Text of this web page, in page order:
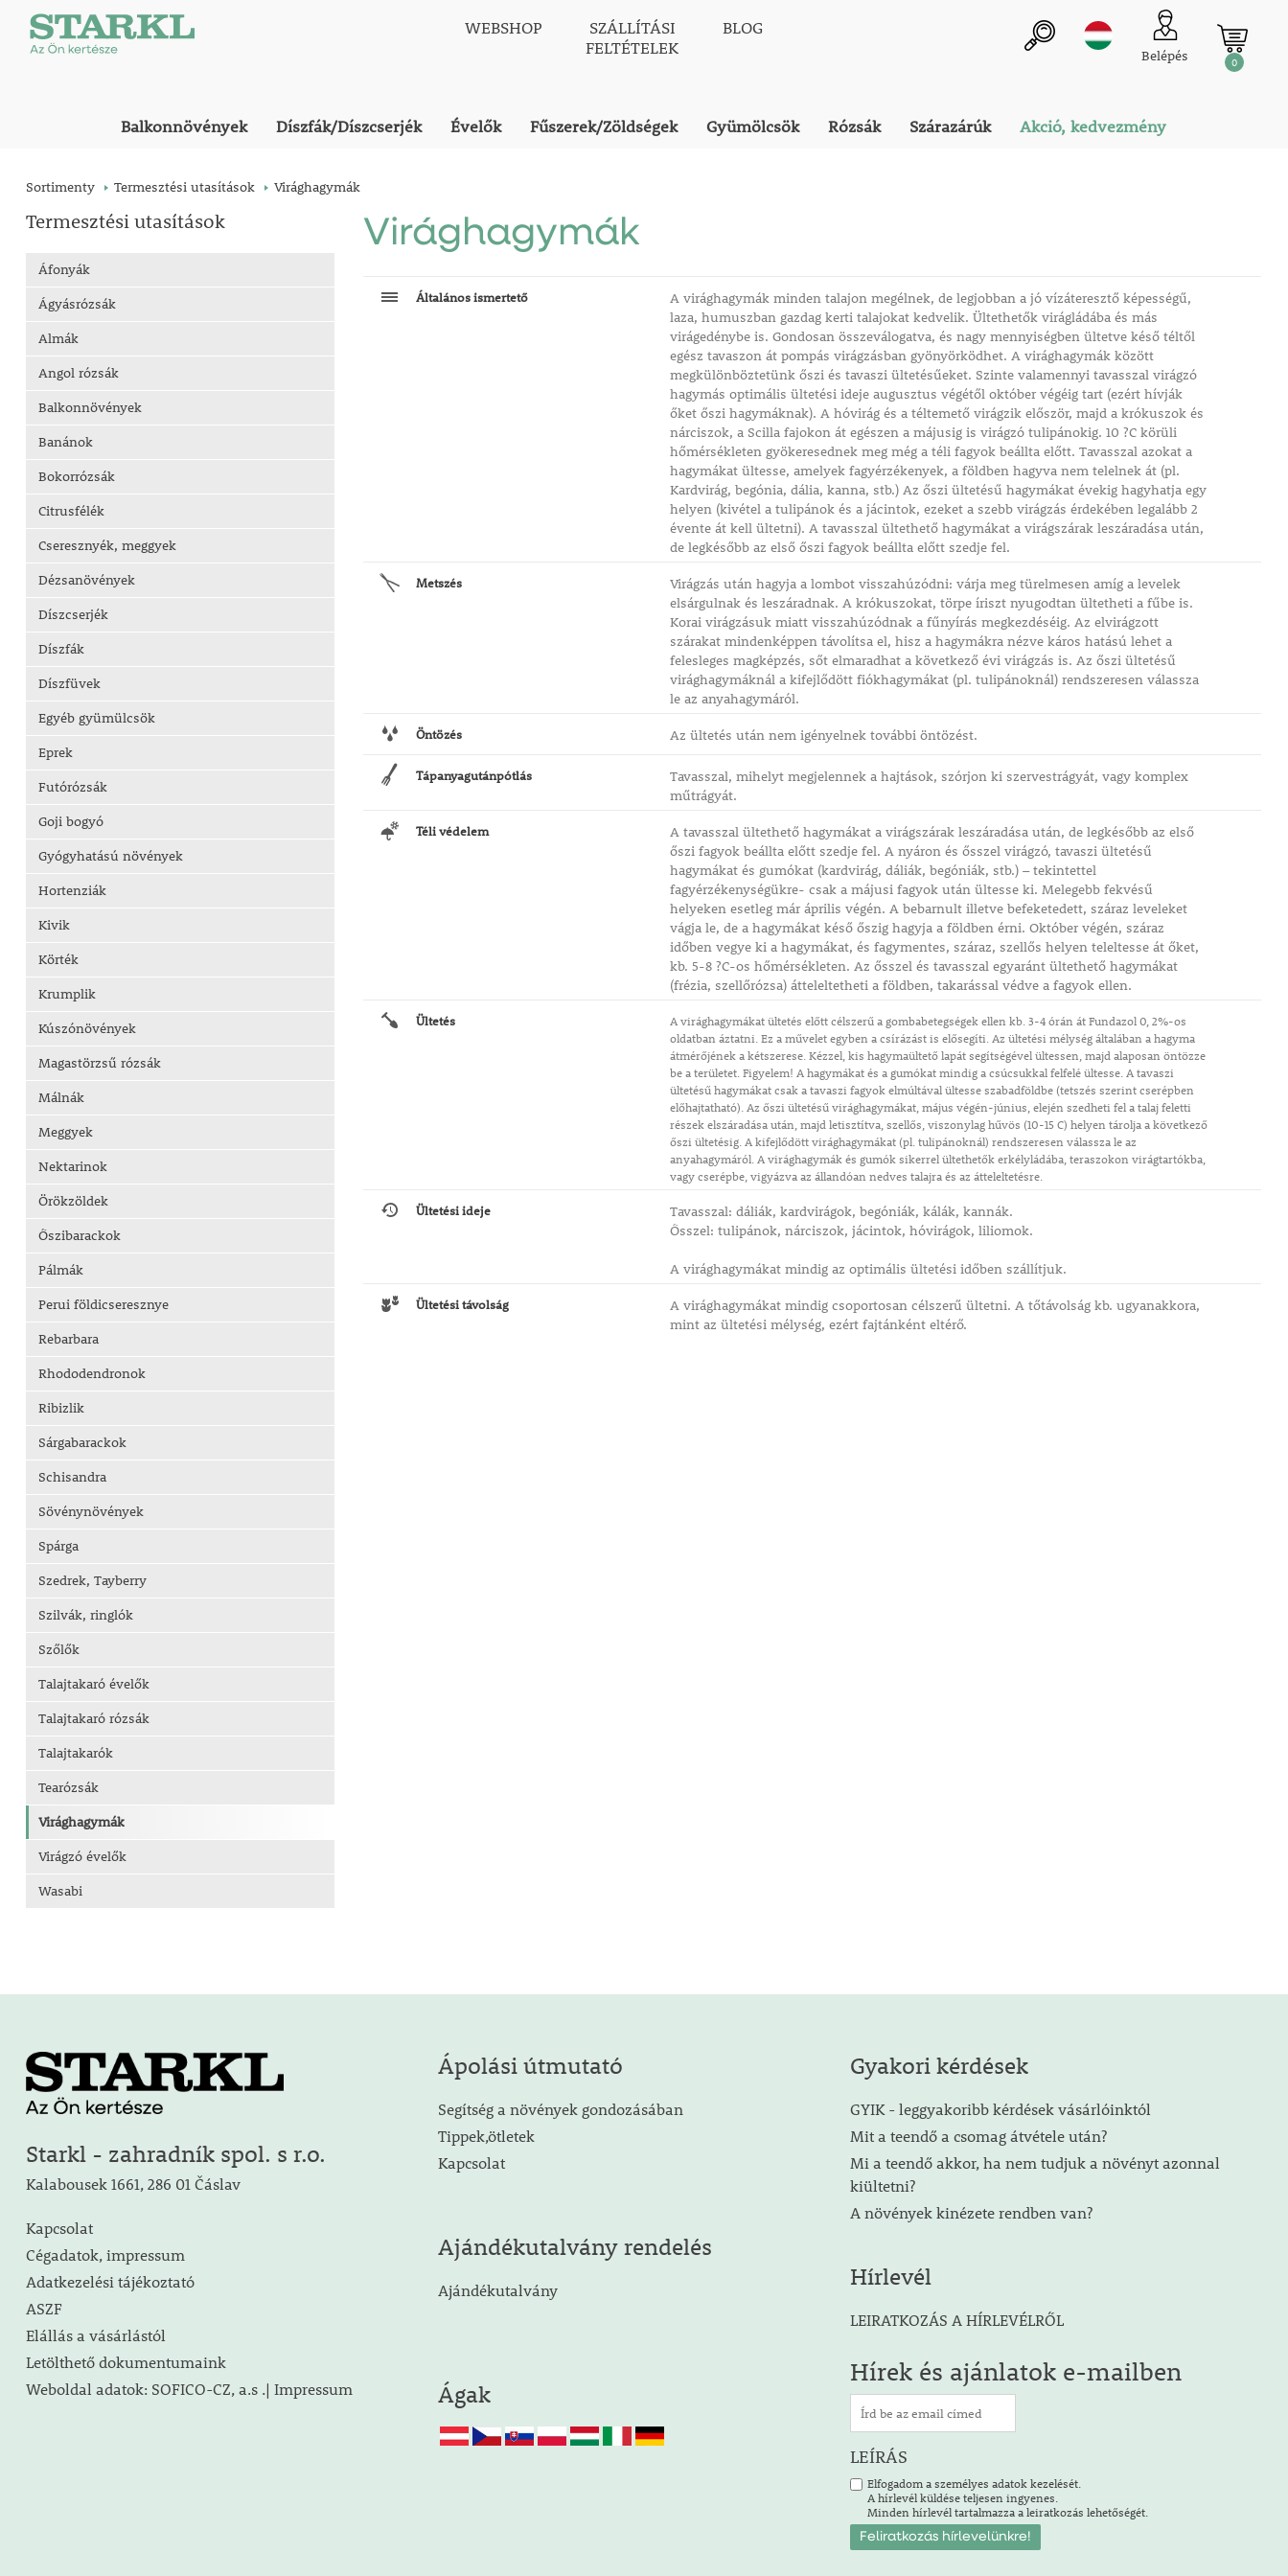
WEBSHOP
SZÁLLÍTÁSI
FELTÉTELEK
BLOG
Belépés 0
Balkonnövények Díszfák/Díszcserjék Évelők Fűszerek/Zöldségek Gyümölcsök Rózsák Szárazárúk Akció, kedvezmény
Sortimenty Termesztési utasítások Virághagymák
Termesztési utasítások
Áfonyák
Ágyásrózsák
Almák
Angol rózsák
Balkonnövények
Banánok
Bokorrózsák
Citrusfélék
Cseresznyék, meggyek
Dézsanövények
Díszcserjék
Díszfák
Díszfüvek
Egyéb gyümülcsök
Eprek
Futórózsák
Goji bogyó
Gyógyhatású növények
Hortenziák
Kivik
Körték
Krumplik
Kúszónövények
Magastörzsű rózsák
Málnák
Meggyek
Nektarinok
Örökzöldek
Őszibarackok
Pálmák
Perui földicseresznye
Rebarbara
Rhododendronok
Ribizlik
Sárgabarackok
Schisandra
Sövénynövények
Spárga
Szedrek, Tayberry
Szilvák, ringlók
Szőlők
Talajtakaró évelők
Talajtakaró rózsák
Talajtakarók
Tearózsák
Virághagymák
Virágzó évelők
Wasabi
Virághagymák
Általános ismertető
A virághagymák minden talajon megélnek, de legjobban a jó vízáteresztő képességű,
laza, humuszban gazdag kerti talajokat kedvelik. Ültethetők virágládába és más
virágedénybe is. Gondosan összeválogatva, és nagy mennyiségben ültetve késő téltől
egész tavaszon át pompás virágzásban gyönyörködhet. A virághagymák között
megkülönböztetünk őszi és tavaszi ültetésűeket. Szinte valamennyi tavasszal virágzó
hagymás optimális ültetési ideje augusztus végétől október végéig tart (ezért hívják
őket őszi hagymáknak). A hóvirág és a téltemető virágzik először, majd a krókuszok és
nárciszok, a Scilla fajokon át egészen a májusig is virágzó tulipánokig. 10 ?C körüli
hőmérsékleten gyökeresednek meg még a téli fagyok beállta előtt. Tavasszal azokat a
hagymákat ültesse, amelyek fagyérzékenyek, a földben hagyva nem telelnek át (pl.
Kardvirág, begónia, dália, kanna, stb.) Az őszi ültetésű hagymákat évekig hagyhatja egy
helyen (kivétel a tulipánok és a jácintok, ezeket a szebb virágzás érdekében legalább 2
évente át kell ültetni). A tavasszal ültethető hagymákat a virágszárak leszáradása után,
de legkésőbb az első őszi fagyok beállta előtt szedje fel.
Metszés
Virágzás után hagyja a lombot visszahúzódni: várja meg türelmesen amíg a levelek
elsárgulnak és leszáradnak. A krókuszokat, törpe íriszt nyugodtan ültetheti a fűbe is.
Korai virágzásuk miatt visszahúzódnak a fűnyírás megkezdéséig. Az elvirágzott
szárakat mindenképpen távolítsa el, hisz a hagymákra nézve káros hatású lehet a
felesleges magképzés, sőt elmaradhat a következő évi virágzás is. Az őszi ültetésű
virághagymáknál a kifejlődött fiókhagymákat (pl. tulipánoknál) rendszeresen válassza
le az anyahagymáról.
Öntözés Az ültetés után nem igényelnek további öntözést.
Tápanyagutánpótlás
Tavasszal, mihelyt megjelennek a hajtások, szórjon ki szervestrágyát, vagy komplex
műtrágyát.
Téli védelem
A tavasszal ültethető hagymákat a virágszárak leszáradása után, de legkésőbb az első
őszi fagyok beállta előtt szedje fel. A nyáron és ősszel virágzó, tavaszi ültetésű
hagymákat és gumókat (kardvirág, dáliák, begóniák, stb.) – tekintettel
fagyérzékenységükre- csak a májusi fagyok után ültesse ki. Melegebb fekvésű
helyeken esetleg már április végén. A bebarnult illetve befeketedett, száraz leveleket
vágja le, de a hagymákat késő őszig hagyja a földben érni. Október végén, száraz
időben vegye ki a hagymákat, és fagymentes, száraz, szellős helyen teleltesse át őket,
kb. 5-8 ?C-os hőmérsékleten. Az ősszel és tavasszal egyaránt ültethető hagymákat
(frézia, szellőrózsa) átteleltetheti a földben, takarással védve a fagyok ellen.
Ültetés
A virághagymákat ültetés előtt célszerű a gombabetegségek ellen kb. 3-4 órán át Fundazol 0, 2%-os
oldatban áztatni. Ez a művelet egyben a csírázást is elősegíti. Az ültetési mélység általában a hagyma
átmérőjének a kétszerese. Kézzel, kis hagymaültető lapát segítségével ültessen, majd alaposan öntözze
be a területet. Figyelem! A hagymákat és a gumókat mindig a csúcsukkal felfelé ültesse. A tavaszi
ültetésű hagymákat csak a tavaszi fagyok elmúltával ültesse szabadföldbe (tetszés szerint cserépben
előhajtatható). Az őszi ültetésű virághagymákat, május végén-június, elején szedheti fel a talaj feletti
részek elszáradása után, majd letisztítva, szellős, viszonylag hűvös (10-15 C) helyen tárolja a következő
őszi ültetésig. A kifejlődött virághagymákat (pl. tulipánoknál) rendszeresen válassza le az
anyahagymáról. A virághagymák és gumók sikerrel ültethetők erkélyládába, teraszokon virágtartókba,
vagy cserépbe, vigyázva az állandóan nedves talajra és az átteleltetésre.
Ültetési ideje
Tavasszal: dáliák, kardvirágok, begóniák, kálák, kannák.
Ősszel: tulipánok, nárciszok, jácintok, hóvirágok, liliomok.
A virághagymákat mindig az optimális ültetési időben szállítjuk.
Ültetési távolság
A virághagymákat mindig csoportosan célszerű ültetni. A tőtávolság kb. ugyanakkora,
mint az ültetési mélység, ezért fajtánként eltérő.
Starkl - zahradník spol. s r.o.
Kalabousek 1661, 286 01 Čáslav
Kapcsolat
Cégadatok, impressum
Adatkezelési tájékoztató
ASZF
Elállás a vásárlástól
Letölthető dokumentumaink
Weboldal adatok: SOFICO-CZ, a.s .| Impressum
Ápolási útmutató
Segítség a növények gondozásában
Tippek,ötletek
Kapcsolat
Ajándékutalvány rendelés
Ajándékutalvány
Ágak
Gyakori kérdések
GYIK - leggyakoribb kérdések vásárlóinktól
Mit a teendő a csomag átvétele után?
Mi a teendő akkor, ha nem tudjuk a növényt azonnal
kiültetni?
A növények kinézete rendben van?
Hírlevél
LEIRATKOZÁS A HÍRLEVÉLRŐL
Hírek és ajánlatok e-mailben
LEÍRÁS
Elfogadom a személyes adatok kezelését.
A hírlevél küldése teljesen ingyenes.
Minden hírlevél tartalmazza a leiratkozás lehetőségét.